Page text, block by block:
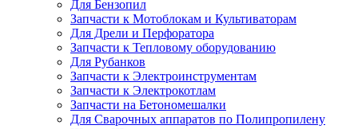
Для Бензопил
Запчасти к Мотоблокам и Культиваторам
Для Дрели и Перфоратора
Запчасти к Тепловому оборудованию
Для Рубанков
Запчасти к Электроинструментам
Запчасти к Электрокотлам
Запчасти на Бетономешалки
Для Сварочных аппаратов по Полипропилену